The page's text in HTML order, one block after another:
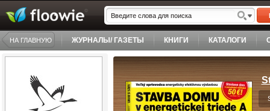
НА ГЛАВНУЮ ЖУРНАЛЫ/ ГАЗЕТЫ КНИГИ КАТАЛОГИ